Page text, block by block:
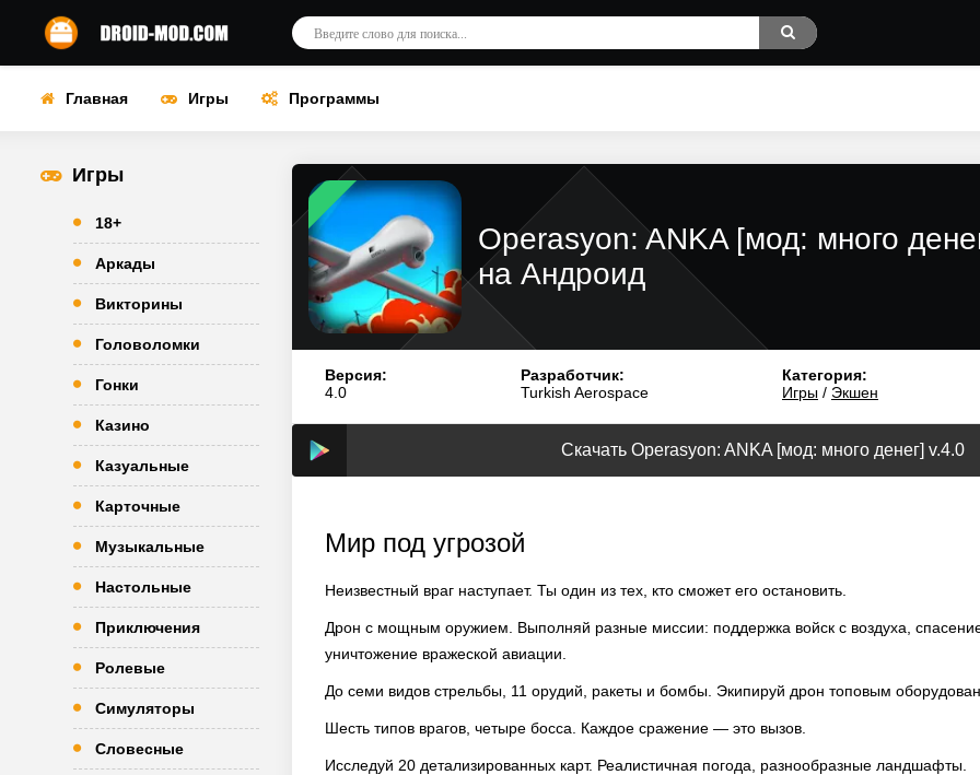
Главная Игры Программы
Игры
18+
Аркады
Викторины
Головоломки
Гонки
Казино
Казуальные
Карточные
Музыкальные
Настольные
Приключения
Ролевые
Симуляторы
Словесные
Operasyon: ANKA [мод: много
на Андроид
Версия:
4.0
Разработчик:
Turkish Aerospace
Категория:
Игры / Экшен
Скачать Operasyon: ANKA [мод: много денег] v.4.0
Мир под угрозой
Неизвестный враг наступает. Ты один из тех, кто сможет его остановить.
Дрон с мощным оружием. Выполняй разные миссии: поддержка войск с воздуха,
уничтожение вражеской авиации.
До семи видов стрельбы, 11 орудий, ракеты и бомбы. Экипируй дрон топовым
Шесть типов врагов, четыре босса. Каждое сражение — это вызов.
Исследуй 20 детализированных карт. Реалистичная погода, разнообразные ландшафты.